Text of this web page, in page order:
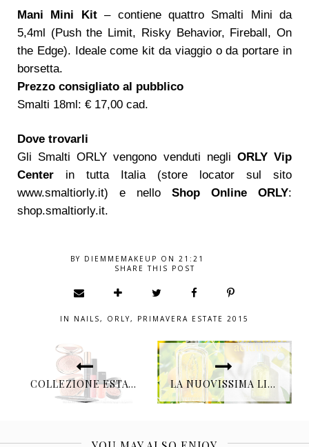
Mani Mini Kit– contiene quattro Smalti Mini da
5,4ml (Push the Limit, Risky Behavior, Fireball, On
the Edge). Ideale come kit da viaggio o da portare in
borsetta.
Prezzo consigliato al pubblico
Smalti 18ml: € 17,00 cad.
Dove trovarli
Gli Smalti ORLY vengono venduti negli ORLY Vip
Center in tutta Italia (store locator sul sito
www.smaltiorly.it) e nello Shop Online ORLY:
shop.smaltiorly.it.
BY DIEMMEMAKEUP ON 21:21
SHARE THIS POST
IN NAILS, ORLY, PRIMAVERA ESTATE 2015
COLLEZIONE ESTATE 2015 “HERE COMES THE SUN” BY #ARTDECO LA NUOVISSIMA LINEA VERVEIN AGRUMES BY L’OCCITANE EN PROVENCE